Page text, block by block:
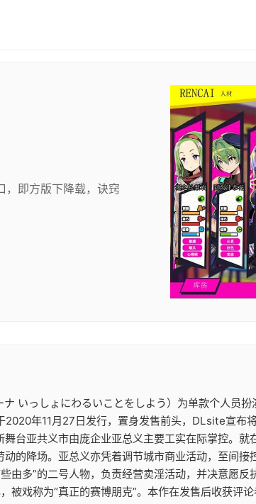
，即方版下降载，诀窍
いっしょにわるいことをしよう）为单款个人员
年11月27日发行，置身发售前头，DLsite宣布
台亚共义市由庞企业亚总义主要工实在际掌控。
的降场。亚总义亦凭着调节城市商业活动，至间
由多”的二号人物，负责经营卖淫活动，并决意愿
被戏称为“真正的赛博朋克”。本作在发售后收获评